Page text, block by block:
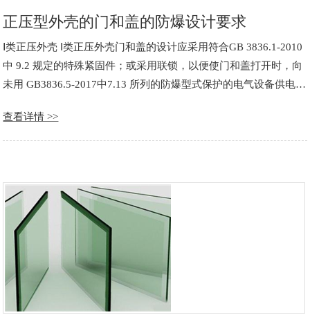
正压型外壳的门和盖的防爆设计要求
Ⅰ类正压外壳 Ⅰ类正压外壳门和盖的设计应采用符合GB 3836.1-2010
中 9.2 规定的特殊紧固件；或采用联锁，以便使门和盖打开时，向
未用 GB3836.5-2017中7.13 所列的防爆型式保护的电气设备供电的
符合 GB3836.5-2017中……
查看详情 >>